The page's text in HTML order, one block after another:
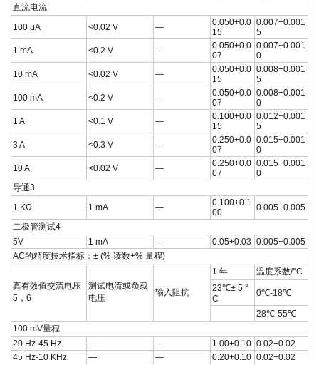
直流电流
100 μA
<0.02 V —
0.050+0.0
15
0.007+0.001
5
1 mA
<0.2 V —
0.050+0.0
07
0.007+0.001
0
10 mA
<0.02 V —
0.050+0.0
15
0.008+0.001
5
100 mA
<0.2 V —
0.050+0.0
07
0.008+0.001
0
1 A
<0.1 V —
0.100+0.0
15
0.012+0.001
5
3 A
<0.3 V —
0.250+0.0
07
0.015+0.001
0
10 A
<0.02 V —
0.250+0.0
07
0.015+0.001
0
导通3
1 KΩ
1 mA —
0.100+0.1
00
0.005+0.005
二极管测试4
5V
1 mA — 0.05+0.03 0.005+0.005
AC的精度技术指标：± (% 读数+% 量程)
真有效值交流电压
5，6
测试电流或负载
电压
输入阻抗
1 年
温度系数/°C
23℃± 5 °
C
0℃-18℃
28℃-55℃
100 mV量程
20 Hz-45 Hz
— — 1.00+0.10 0.02+0.02
45 Hz-10 KHz
— — 0.20+0.10 0.02+0.02